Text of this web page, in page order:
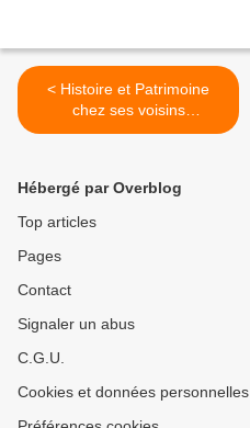
< Histoire et Patrimoine
chez ses voisins
Castéloriens
Hébergé par Overblog
Top articles
Pages
Contact
Signaler un abus
C.G.U.
Cookies et données personnelles